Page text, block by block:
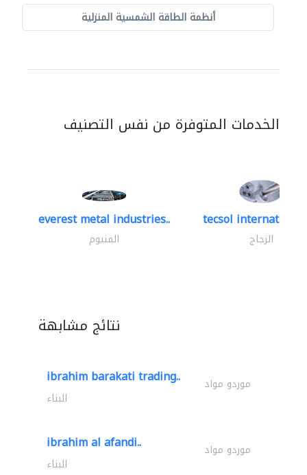
أنظمة الطاقة الشمسية المنزلية
الخدمات المتوفرة من نفس التصنيف
everest metal industries..
المنيوم
tecsol
الزجاج
نتائج مشابهة
ibrahim barakati trading.. موردو مواد
البناء
ibrahim al afandi.. موردو مواد
البناء